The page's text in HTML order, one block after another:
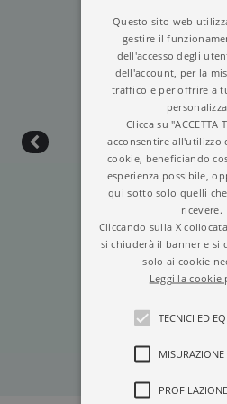
gli altri tre capitoli delle
Questo sito web
gestire il
dell'accesso degli
dell'account, per la
traffico e per offrire a
Clicca su "ACCETTA
acconsentire
cookie, beneficiando
esperienza possibile,
qui sotto solo quelli
ricevere.
Cliccando sulla X
si chiuderà il banner e si
solo ai cookie
Leggi la cookie
TECNICI ED
MISURAZIONE
PROFILAZIONE